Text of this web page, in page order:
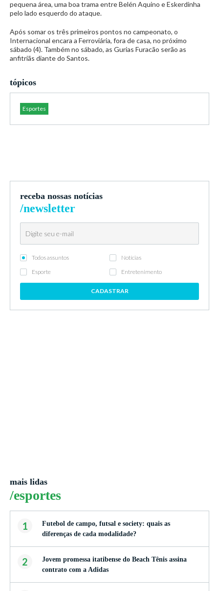
pequena área, uma boa trama entre Belén Aquino e Eskerdinha
pelo lado esquerdo do ataque.
Após somar os três primeiros pontos no campeonato, o
Internacional encara a Ferroviária, fora de casa, no próximo
sábado (4). Também no sábado, as Gurias Furacão serão as
anfitriãs diante do Santos.
tópicos
Esportes
receba nossas notícias
/newsletter
Todos assuntos
Notícias
Esporte
Entretenimento
CADASTRAR
mais lidas
/esportes
1
Futebol de campo, futsal e society: quais as
diferenças de cada modalidade?
2
Jovem promessa itatibense do Beach Tênis assina
contrato com a Adidas